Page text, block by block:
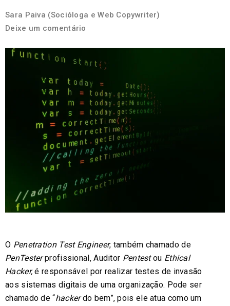
Sara Paiva (Socióloga e Web Copywriter)
Deixe um comentário
O Penetration Test Engineer, também chamado de
PenTesterprofissional, Auditor Pentestou Ethical
Hacker,é responsável por realizar testes de invasão
aos sistemas digitais de uma organização. Pode ser
chamado de “hackerdo bem”, pois ele atua como um